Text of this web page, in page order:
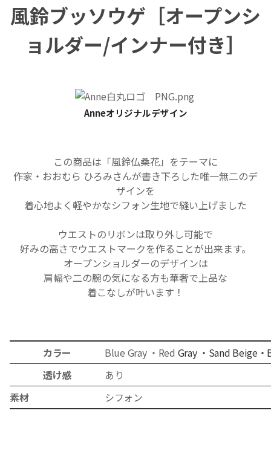
風鈴ブッソウゲ［オープンシ
ョルダー/インナー付き］
Anneオリジナルデザイン
この商品は「風鈴仏桑花」をテーマに
作家・おおむら ひろみさんが書き下ろした唯一無二のデ
ザインを
着心地よく軽やかなシフォン生地で縫い上げました
ウエストのリボンは取り外し可能で
好みの高さでウエストマークを作ることが出来ます。
オープンショルダーのデザインは
肩幅や二の腕の気になる方も華奢で上品な
着こなしが叶います！
カラー Blue Gray ・ Red Gray ・ Sand Beige・
透け感
あり
素材 シフ